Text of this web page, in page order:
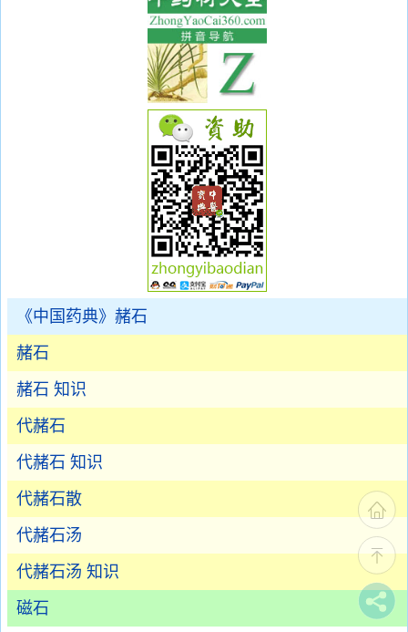
《中国药典》赭石
赭石
赭石 知识
代赭石
代赭石 知识
代赭石散
代赭石汤
代赭石汤 知识
磁石